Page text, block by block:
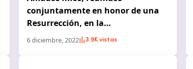
conjuntamente en honor de una
Resurrección, en la…
6 diciembre, 2022 3.9K vistas